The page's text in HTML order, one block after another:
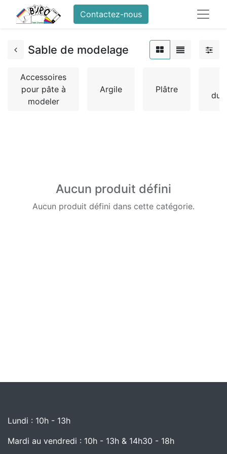
Contactez-nous
Sable de modelage
Accessoires
pour pâte à
modeler
Argile Plâtre
Aucun produit défini
Aucun produit défini dans cette catégorie.
Lundi : 10h - 13h
Mardi au vendredi : 10h - 13h & 14h30 - 18h